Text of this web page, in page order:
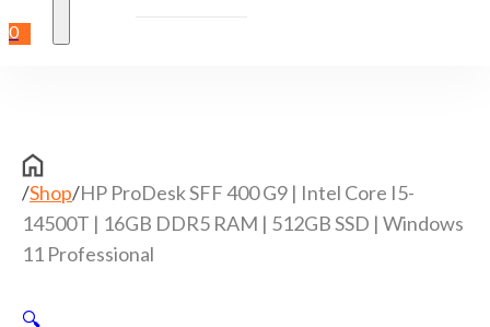
0
/Shop/HP ProDesk SFF 400 G9 | Intel Core I5-
14500T | 16GB DDR5 RAM | 512GB SSD | Windows
11 Professional
🔍